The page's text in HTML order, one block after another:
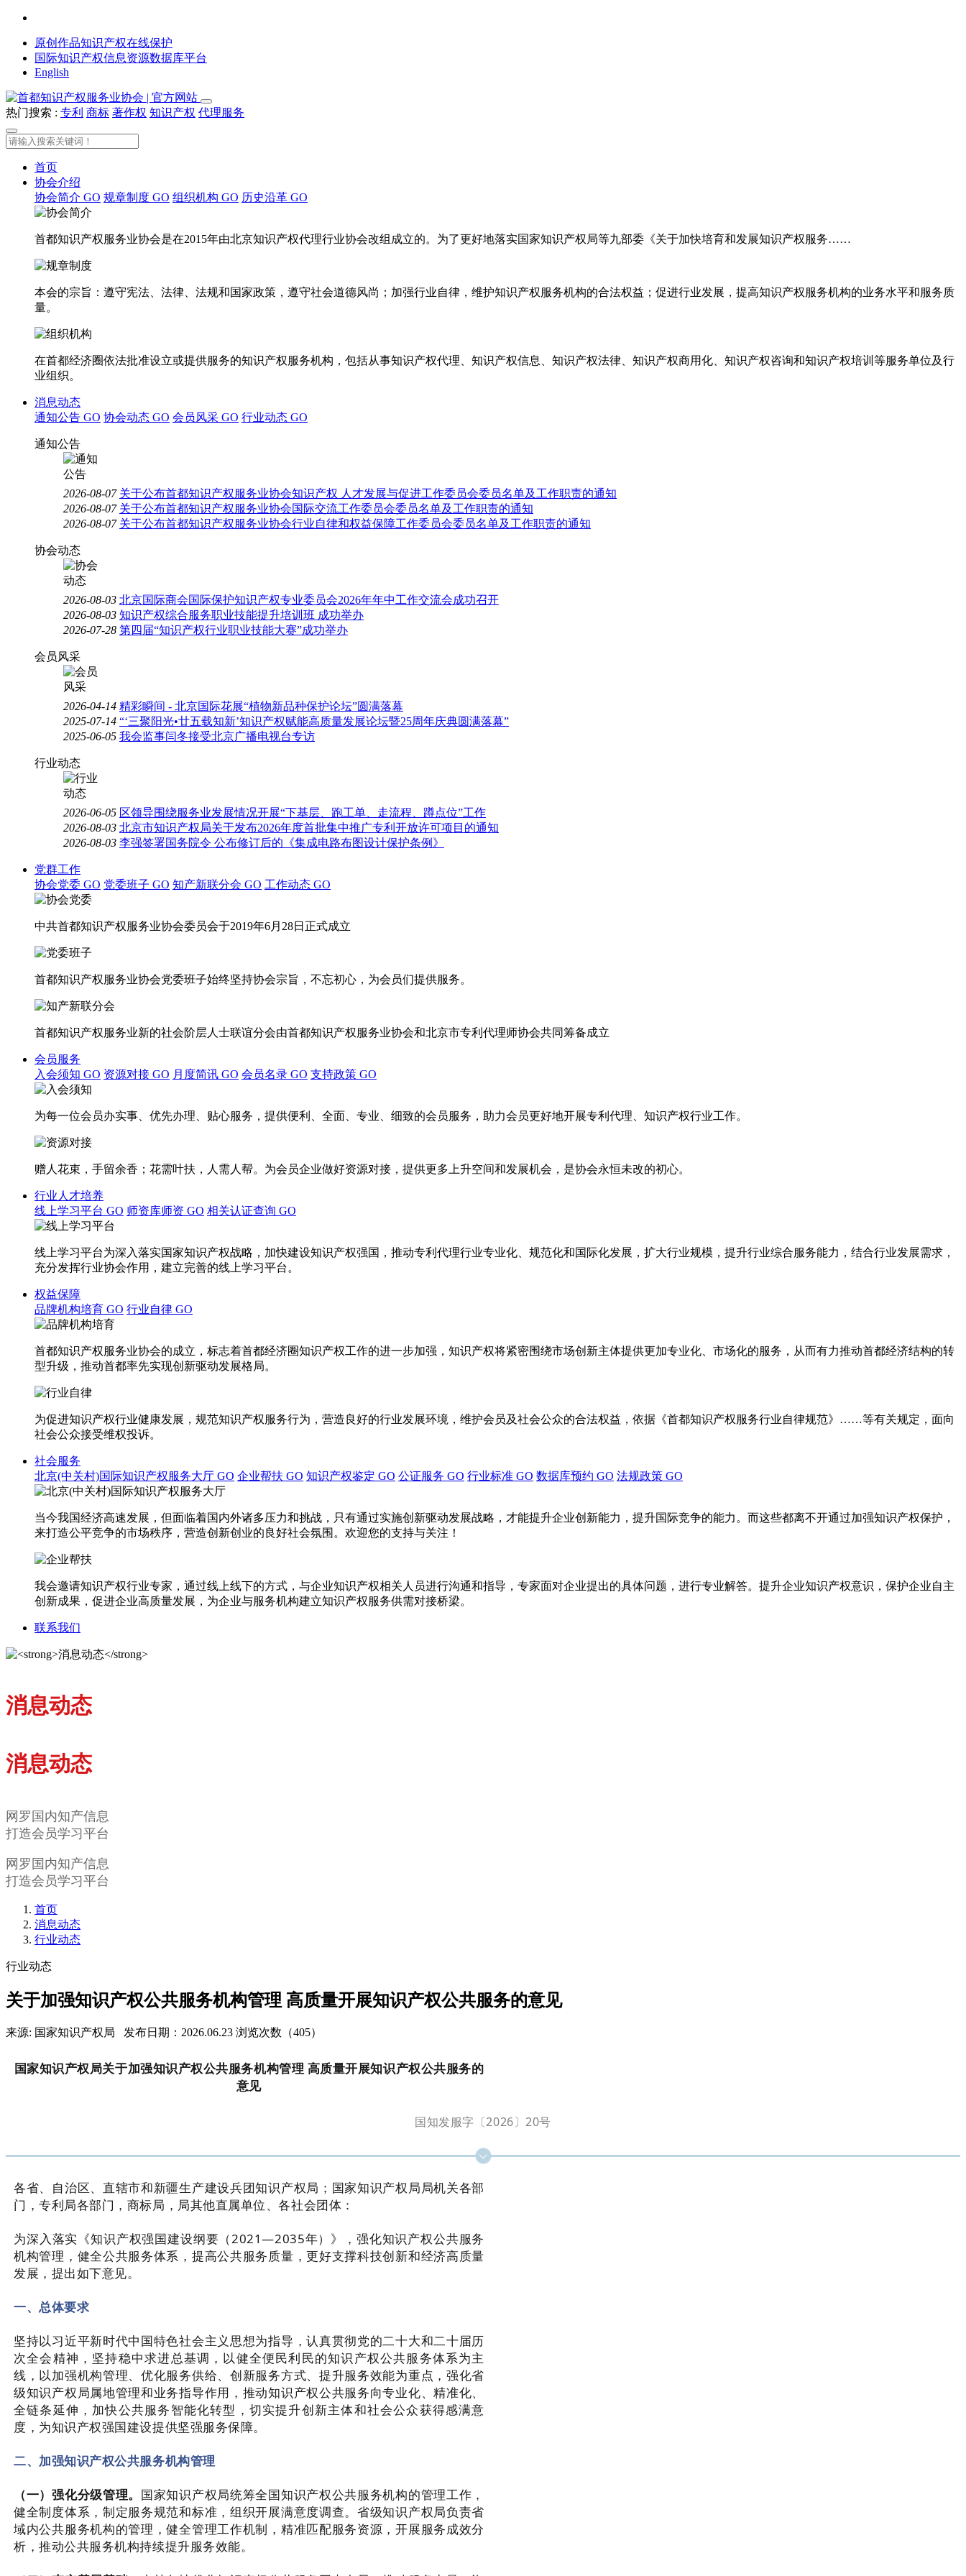
原创作品知识产权在线保护
国际知识产权信息资源数据库平台
English
热门搜索 : 专利 商标 著作权 知识产权 代理服务
首页
协会介绍
协会简介 GO 规章制度 GO 组织机构 GO 历史沿革 GO
首都知识产权服务业协会是在2015年由北京知识产权代理行业协会改组成立的。为了更好地落实国家知识产权局等九部委《关于加快培育和发展知识产权服务……
本会的宗旨：遵守宪法、法律、法规和国家政策，遵守社会道德风尚；加强行业自律，维护知识产权服务机构的合法权益；促进行业发展，提高知识产权服务机构的业务水平和服务质
量。
在首都经济圈依法批准设立或提供服务的知识产权服务机构，包括从事知识产权代理、知识产权信息、知识产权法律、知识产权商用化、知识产权咨询和知识产权培训等服务单位及行
业组织。
消息动态
通知公告 GO 协会动态 GO 会员风采 GO 行业动态 GO
通知公告
2026-08-07 关于公布首都知识产权服务业协会知识产权 人才发展与促进工作委员会委员名单及工作职责的通知
2026-08-07 关于公布首都知识产权服务业协会国际交流工作委员会委员名单及工作职责的通知
2026-08-07 关于公布首都知识产权服务业协会行业自律和权益保障工作委员会委员名单及工作职责的通知
协会动态
2026-08-03 北京国际商会国际保护知识产权专业委员会2026年年中工作交流会成功召开
2026-08-03 知识产权综合服务职业技能提升培训班 成功举办
2026-07-28 第四届“知识产权行业职业技能大赛”成功举办
会员风采
2026-04-14 精彩瞬间 - 北京国际花展“植物新品种保护论坛”圆满落幕
2025-07-14 “‘三聚阳光•廿五载知新’知识产权赋能高质量发展论坛暨25周年庆典圆满落幕”
2025-06-05 我会监事闫冬接受北京广播电视台专访
行业动态
2026-06-05 区领导围绕服务业发展情况开展“下基层、跑工单、走流程、蹲点位”工作
2026-08-03 北京市知识产权局关于发布2026年度首批集中推广专利开放许可项目的通知
2026-08-03 李强签署国务院令 公布修订后的《集成电路布图设计保护条例》
党群工作
协会党委 GO 党委班子 GO 知产新联分会 GO 工作动态 GO
中共首都知识产权服务业协会委员会于2019年6月28日正式成立
首都知识产权服务业协会党委班子始终坚持协会宗旨，不忘初心，为会员们提供服务。
首都知识产权服务业新的社会阶层人士联谊分会由首都知识产权服务业协会和北京市专利代理师协会共同筹备成立
会员服务
入会须知 GO 资源对接 GO 月度简讯 GO 会员名录 GO 支持政策 GO
为每一位会员办实事、优先办理、贴心服务，提供便利、全面、专业、细致的会员服务，助力会员更好地开展专利代理、知识产权行业工作。
赠人花束，手留余香；花需叶扶，人需人帮。为会员企业做好资源对接，提供更多上升空间和发展机会，是协会永恒未改的初心。
行业人才培养
线上学习平台 GO 师资库师资 GO 相关认证查询 GO
线上学习平台为深入落实国家知识产权战略，加快建设知识产权强国，推动专利代理行业专业化、规范化和国际化发展，扩大行业规模，提升行业综合服务能力，结合行业发展需求，
充分发挥行业协会作用，建立完善的线上学习平台。
权益保障
品牌机构培育 GO 行业自律 GO
首都知识产权服务业协会的成立，标志着首都经济圈知识产权工作的进一步加强，知识产权将紧密围绕市场创新主体提供更加专业化、市场化的服务，从而有力推动首都经济结构的转
型升级，推动首都率先实现创新驱动发展格局。
为促进知识产权行业健康发展，规范知识产权服务行为，营造良好的行业发展环境，维护会员及社会公众的合法权益，依据《首都知识产权服务行业自律规范》……等有关规定，面向
社会公众接受维权投诉。
社会服务
北京(中关村)国际知识产权服务大厅 GO 企业帮扶 GO 知识产权鉴定 GO 公证服务 GO 行业标准 GO 数据库预约 GO 法规政策 GO
当今我国经济高速发展，但面临着国内外诸多压力和挑战，只有通过实施创新驱动发展战略，才能提升企业创新能力，提升国际竞争的能力。而这些都离不开通过加强知识产权保护，
来打造公平竞争的市场秩序，营造创新创业的良好社会氛围。欢迎您的支持与关注！
我会邀请知识产权行业专家，通过线上线下的方式，与企业知识产权相关人员进行沟通和指导，专家面对企业提出的具体问题，进行专业解答。提升企业知识产权意识，保护企业自主
创新成果，促进企业高质量发展，为企业与服务机构建立知识产权服务供需对接桥梁。
联系我们
消息动态
消息动态
网罗国内知产信息
打造会员学习平台
网罗国内知产信息
打造会员学习平台
首页
消息动态
行业动态
行业动态
关于加强知识产权公共服务机构管理 高质量开展知识产权公共服务的意见
来源: 国家知识产权局 发布日期：2026.06.23 浏览次数（405）
国家知识产权局关于加强知识产权公共服务机构管理 高质量开展知识产权公共服务的
意见
国知发服字〔2026〕20号
各省、自治区、直辖市和新疆生产建设兵团知识产权局；国家知识产权局局机关各部
门，专利局各部门，商标局，局其他直属单位、各社会团体：
为深入落实《知识产权强国建设纲要（2021—2035年）》，强化知识产权公共服务
机构管理，健全公共服务体系，提高公共服务质量，更好支撑科技创新和经济高质量
发展，提出如下意见。
一、总体要求
坚持以习近平新时代中国特色社会主义思想为指导，认真贯彻党的二十大和二十届历
次全会精神，坚持稳中求进总基调，以健全便民利民的知识产权公共服务体系为主
线，以加强机构管理、优化服务供给、创新服务方式、提升服务效能为重点，强化省
级知识产权局属地管理和业务指导作用，推动知识产权公共服务向专业化、精准化、
全链条延伸，加快公共服务智能化转型，切实提升创新主体和社会公众获得感满意
度，为知识产权强国建设提供坚强服务保障。
二、加强知识产权公共服务机构管理
（一）强化分级管理。 国家知识产权局统筹全国知识产权公共服务机构的管理工作，
健全制度体系，制定服务规范和标准，组织开展满意度调查。省级知识产权局负责省
域内公共服务机构的管理，健全管理工作机制，精准匹配服务资源，开展服务成效分
析，推动公共服务机构持续提升服务效能。